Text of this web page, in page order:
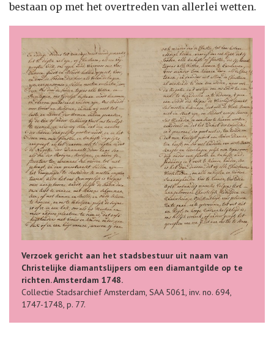
bestaan op met het overtreden van allerlei wetten.
Verzoek gericht aan het stadsbestuur uit naam van
Christelijke diamantslijpers om een diamantgilde op te
richten. Amsterdam 1748.
Collectie Stadsarchief Amsterdam, SAA 5061, inv. no. 694,
1747-1748, p. 77.